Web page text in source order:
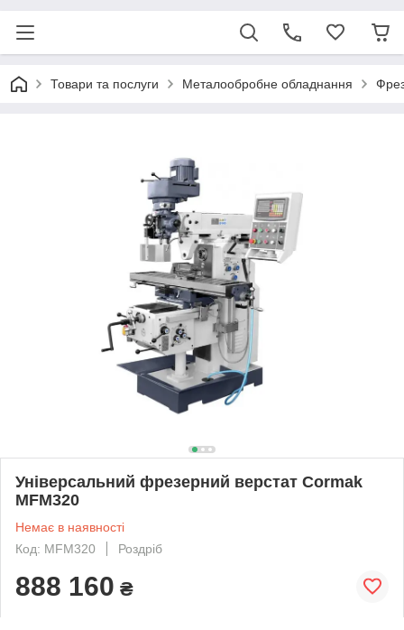
Товари та послуги Металообробне обладнання
Універсальний фрезерний верстат Cormak
MFM320
Немає в наявності
Код: MFM320
Роздріб
888 160 ₴